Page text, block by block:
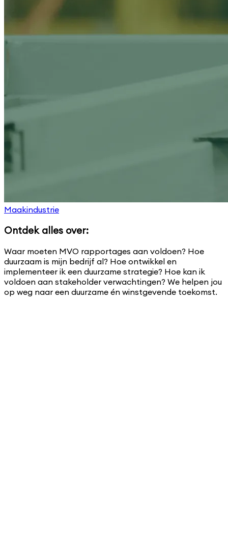
Maakindustrie
Ontdek alles over:
Waar moeten MVO rapportages aan voldoen? Hoe
duurzaam is mijn bedrijf al? Hoe ontwikkel en
implementeer ik een duurzame strategie? Hoe kan ik
voldoen aan stakeholder verwachtingen? We helpen jou
op weg naar een duurzame én winstgevende toekomst.